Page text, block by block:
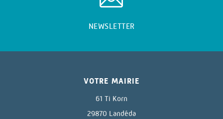
NEWSLETTER
VOTRE MAIRIE
61 Ti Korn
29870 Landéda